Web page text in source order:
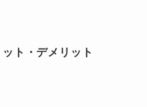
ト・デメリット